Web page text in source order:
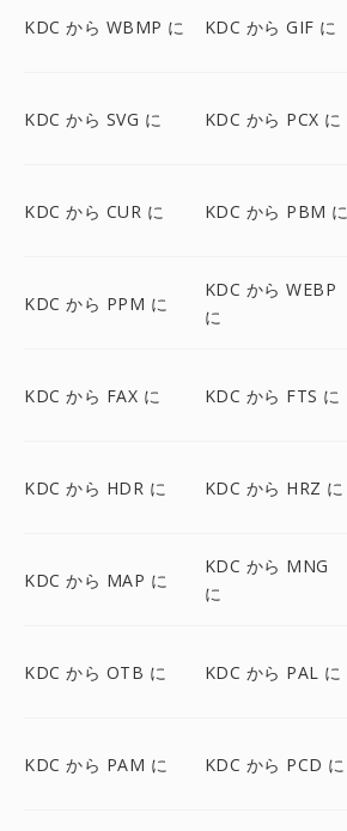
KDC から WBMP に KDC から GIF に
KDC から SVG に KDC から PCX に
KDC から CUR に KDC から PBM に
KDC から PPM に
KDC から WEBP
に
KDC から FAX に KDC から FTS に
KDC から HDR に KDC から HRZ に
KDC から MAP に
KDC から MNG
に
KDC から OTB に KDC から PAL に
KDC から PAM に KDC から PCD に